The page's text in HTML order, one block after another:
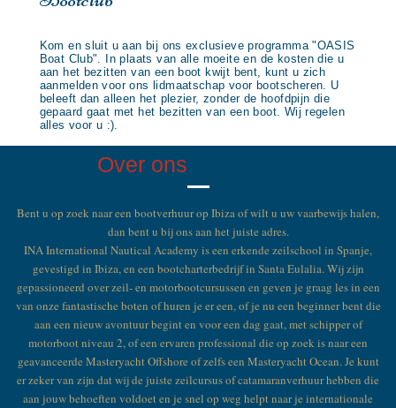
Kom en sluit u aan bij ons exclusieve programma "OASIS
Boat Club". In plaats van alle moeite en de kosten die u
aan het bezitten van een boot kwijt bent, kunt u zich
aanmelden voor ons lidmaatschap voor bootscheren. U
beleeft dan alleen het plezier, zonder de hoofdpijn die
gepaard gaat met het bezitten van een boot. Wij regelen
alles voor u :).
Over ons
Bent u op zoek naar een bootverhuur op Ibiza of wilt u uw vaarbewijs halen,
dan bent u bij ons aan het juiste adres.
INA International Nautical Academy is een erkende zeilschool in Spanje,
gevestigd in Ibiza, en een bootcharterbedrijf in Santa Eulalia. Wij zijn
gepassioneerd over zeil- en motorbootcursussen en geven je graag les in een
van onze fantastische boten of huren je er een, of je nu een beginner bent die
aan een nieuw avontuur begint en voor een dag gaat, met schipper of
motorboot niveau 2, of een ervaren professional die op zoek is naar een
geavanceerde Masteryacht Offshore of zelfs een Masteryacht Ocean. Je kunt
er zeker van zijn dat wij de juiste zeilcursus of catamaranverhuur hebben die
aan jouw behoeften voldoet en je snel op weg helpt naar je internationale